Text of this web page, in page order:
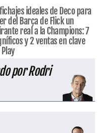
ideales de Deco para
del Barça de Flick un
real a la Champions: 7
y 2 ventas en clave
Play
por Rodri